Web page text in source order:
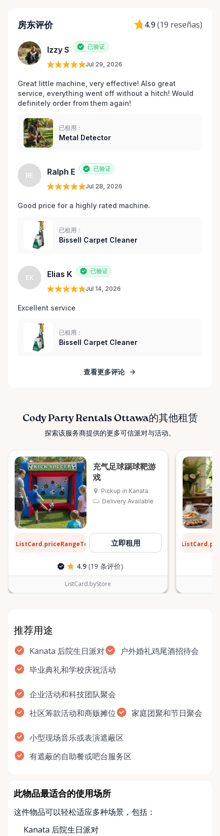
房东评价 4.9(19 reseñas)
Izzy S 已验证
Jul 29, 2026
Great little machine, very effective! Also great
service, everything went off without a hitch! Would
definitely order from them again!
已租用：
Metal Detector
RE Ralph E 已验证
Jul 28, 2026
Good price for a highly rated machine.
已租用：
Bissell Carpet Cleaner
EK Elias K 已验证
Jul 14, 2026
Excellent service
已租用：
Bissell Carpet Cleaner
查看更多评论
Cody Party Rentals Ottawa的其他租赁
探索该服务商提供的更多可信派对与活动。
充气足球踢球靶游
戏
Pickup in Kanata
Delivery Available
ListCard.priceRangeTo 立即租用
4.9 (19 条评价)
ListCard.byStore
推荐用途
Kanata 后院生日派对
户外婚礼鸡尾酒招待会
毕业典礼和学校庆祝活动
企业活动和科技团队聚会
社区筹款活动和商贩摊位
家庭团聚和节日聚会
小型现场音乐或表演遮蔽区
有遮蔽的自助餐或吧台服务区
此物品最适合的使用场所
这件物品可以轻松适应多种场景，包括：
Kanata 后院生日派对